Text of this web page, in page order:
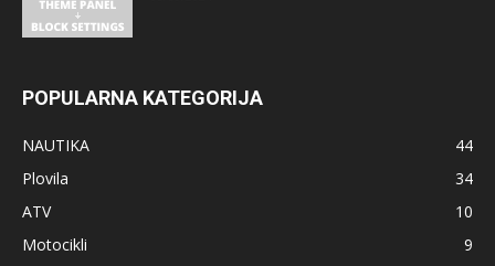
POPULARNA KATEGORIJA
NAUTIKA
44
Plovila
34
ATV
10
Motocikli
9